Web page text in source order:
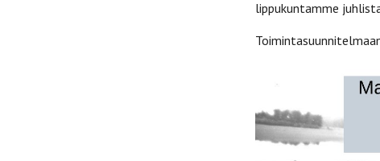
lippukuntamme